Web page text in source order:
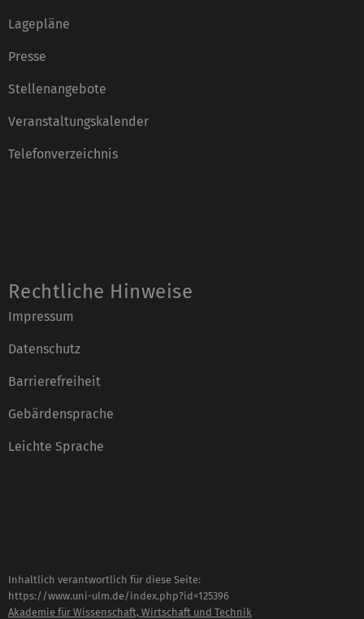
Lagepläne
Presse
Stellenangebote
Veranstaltungskalender
Telefonverzeichnis
Rechtliche Hinweise
Impressum
Datenschutz
Barrierefreiheit
Gebärdensprache
Leichte Sprache
Inhaltlich verantwortlich für diese Seite:
https://www.uni-ulm.de/index.php?id=125396
Akademie für Wissenschaft, Wirtschaft und Technik